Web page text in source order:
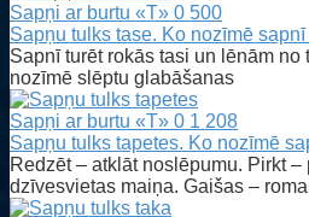
Sapņi ar burtu «T» 0 500
Sapņu tulks tase. Ko nozīmē
Sapnī turēt rokās tasi un lēnām no
nozīmē slēptu glabāšanas
Sapņi ar burtu «T» 0 1 208
Sapņu tulks tapetes. Ko nozīmē
Redzēt – atklāt noslēpumu. Pirkt
dzīvesvietas maiņa. Gaišas –